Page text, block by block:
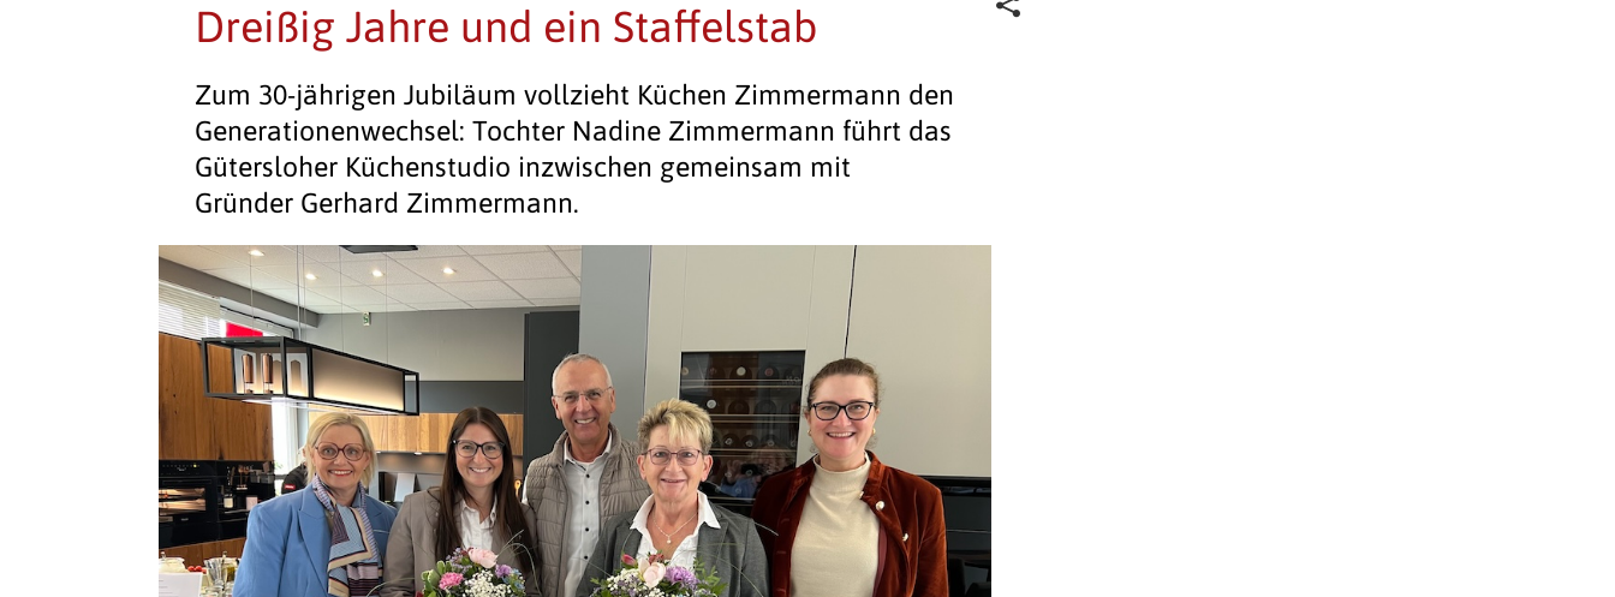
Dreißig Jahre und ein Staffelstab
Zum 30-jährigen Jubiläum vollzieht Küchen Zimmermann den
Generationenwechsel: Tochter Nadine Zimmermann führt das
Gütersloher Küchenstudio inzwischen gemeinsam mit
Gründer Gerhard Zimmermann.